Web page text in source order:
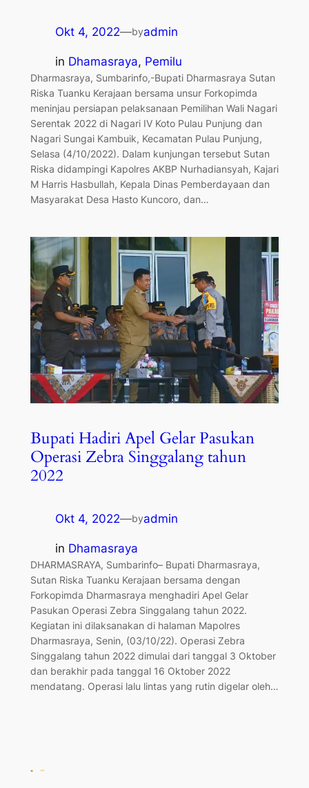
Okt 4, 2022—byadmin
in Dhamasraya, Pemilu
Dharmasraya, Sumbarinfo,-Bupati Dharmasraya Sutan
Riska Tuanku Kerajaan bersama unsur Forkopimda
meninjau persiapan pelaksanaan Pemilihan Wali Nagari
Serentak 2022 di Nagari IV Koto Pulau Punjung dan
Nagari Sungai Kambuik, Kecamatan Pulau Punjung,
Selasa (4/10/2022). Dalam kunjungan tersebut Sutan
Riska didampingi Kapolres AKBP Nurhadiansyah, Kajari
M Harris Hasbullah, Kepala Dinas Pemberdayaan dan
Masyarakat Desa Hasto Kuncoro, dan…
Bupati Hadiri Apel Gelar Pasukan
Operasi Zebra Singgalang tahun
2022
Okt 4, 2022—byadmin
in Dhamasraya
DHARMASRAYA, Sumbarinfo– Bupati Dharmasraya,
Sutan Riska Tuanku Kerajaan bersama dengan
Forkopimda Dharmasraya menghadiri Apel Gelar
Pasukan Operasi Zebra Singgalang tahun 2022.
Kegiatan ini dilaksanakan di halaman Mapolres
Dharmasraya, Senin, (03/10/22). Operasi Zebra
Singgalang tahun 2022 dimulai dari tanggal 3 Oktober
dan berakhir pada tanggal 16 Oktober 2022
mendatang. Operasi lalu lintas yang rutin digelar oleh…